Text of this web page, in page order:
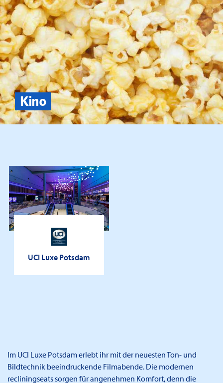
Kino
UCI Luxe Potsdam
Im UCI Luxe Potsdam erlebt ihr mit der neuesten Ton- und
Bildtechnik beeindruckende Filmabende. Die modernen
recliningseats sorgen für angenehmen Komfort, denn die